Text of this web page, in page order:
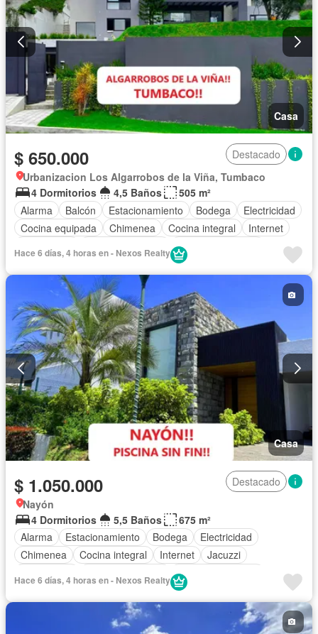
Casa
$ 650.000
Destacado
Urbanizacion Los Algarrobos de la Viña, Tumbaco
4 Dormitorios
4,5 Baños
505 m²
Alarma
Balcón Estacionamiento Bodega
Electricidad
Cocina equipada
Chimenea Cocina integral
Internet
Cuarto de servicio
Área para niños
Garita de guardianía
Hace 6 días, 4 horas en - Nexos Realty
Casa
$ 1.050.000
Destacado
Nayón
4 Dormitorios
5,5 Baños
675 m²
Alarma
Estacionamiento Bodega
Electricidad
Chimenea
Cocina integral Internet
Jacuzzi
Cuarto de servicio
Área para niños
Garita de guardianía
Seguridad
Sin amoblar
Hace 6 días, 4 horas en - Nexos Realty